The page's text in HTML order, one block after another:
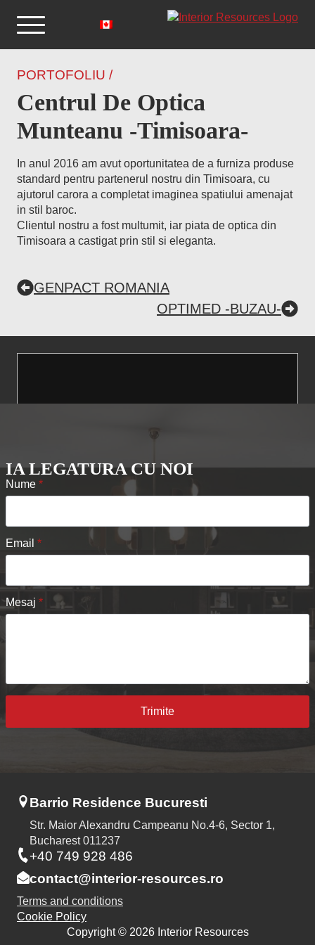
PORTOFOLIU /
Centrul De Optica
Munteanu -Timisoara-
In anul 2016 am avut oportunitatea de a furniza produse
standard pentru partenerul nostru din Timisoara, cu
ajutorul carora a completat imaginea spatiului amenajat
in stil baroc.
Clientul nostru a fost multumit, iar piata de optica din
Timisoara a castigat prin stil si eleganta.
GENPACT ROMANIA
OPTIMED -BUZAU-
IA LEGATURA CU NOI
Nume *
Email *
Mesaj *
Trimite
Barrio Residence Bucuresti
Str. Maior Alexandru Campeanu No.4-6, Sector 1,
Bucharest 011237
+40 749 928 486
contact@interior-resources.ro
Terms and conditions
Cookie Policy
Copyright © 2026 Interior Resources